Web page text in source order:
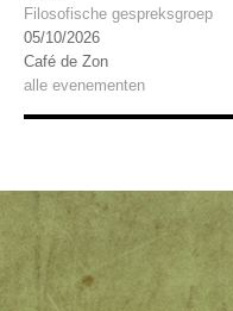
Filosofische gespreksgroep
05/10/2026
Café de Zon
alle evenementen